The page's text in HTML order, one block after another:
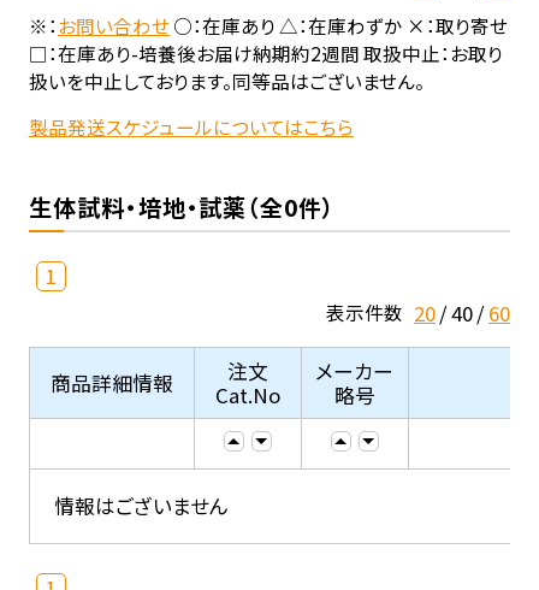
※：お問い合わせ○：在庫あり △：在庫わずか ×：取り寄せ
□：在庫あり-培養後お届け納期約2週間 取扱中止：お取り
扱いを中止しております。同等品はございません。
製品発送スケジュールについてはこちら
生体試料・培地・試薬（全0件）
1
表示件数 20 40 60
商品詳細情報
注文
Cat.No
メーカー
略号
情報はございません